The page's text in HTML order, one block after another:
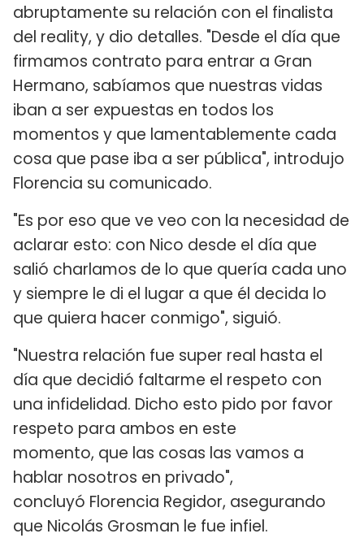
abruptamente su relación con el finalista
del reality, y dio detalles. "Desde el día que
firmamos contrato para entrar a Gran
Hermano, sabíamos que nuestras vidas
iban a ser expuestas en todos los
momentos y que lamentablemente cada
cosa que pase iba a ser pública", introdujo
Florencia su comunicado.
"Es por eso que ve veo con la necesidad de
aclarar esto: con Nico desde el día que
salió charlamos de lo que quería cada uno
y siempre le di el lugar a que él decida lo
que quiera hacer conmigo", siguió.
"Nuestra relación fue super real hasta el
día que decidió faltarme el respeto con
una infidelidad. Dicho esto pido por favor
respeto para ambos en este
momento, que las cosas las vamos a
hablar nosotros en privado",
concluyó Florencia Regidor, asegurando
que Nicolás Grosman le fue infiel.